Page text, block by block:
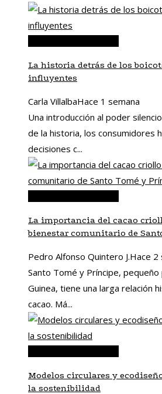
La historia detrás de los
influyentes
Carla VillalbaHace 1 semana
Una introducción al poder
de la historia, los consumidores
decisiones c...
La importancia del cacao
bienestar comunitario de
Pedro Alfonso Quintero J.Hace 2
Santo Tomé y Príncipe,
Guinea, tiene una larga relación
cacao. Má...
Modelos circulares y
la sostenibilidad